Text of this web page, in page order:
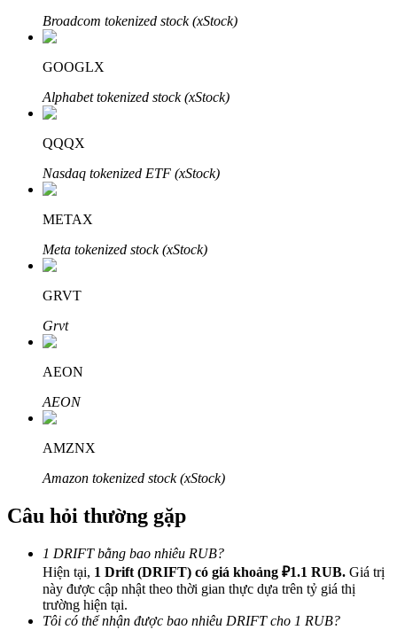
Đối tác Bitrue
Đối tác Bitrue
Mời một người bạn để nhận phần thưởng tiền mặt
BTC Welcome Rewards
Broadcom tokenized stock (xStock)
GOOGLX
Alphabet tokenized stock (xStock)
QQQX
Nasdaq tokenized ETF (xStock)
METAX
Meta tokenized stock (xStock)
GRVT
Grvt
AEON
AEON
AMZNX
Amazon tokenized stock (xStock)
Câu hỏi thường gặp
1 DRIFT bằng bao nhiêu RUB?
Hiện tại, 1 Drift (DRIFT) có giá khoảng ₽1.1 RUB. Giá trị
này được cập nhật theo thời gian thực dựa trên tỷ giá thị
trường hiện tại.
Tôi có thể nhận được bao nhiêu DRIFT cho 1 RUB?